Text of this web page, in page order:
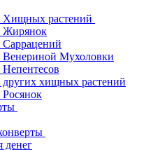
Хищных растений
Жирянок
Венериной Мухоловки
хищных растений
денег